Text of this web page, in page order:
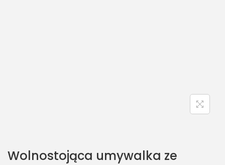
Wolnostojąca umywalka ze